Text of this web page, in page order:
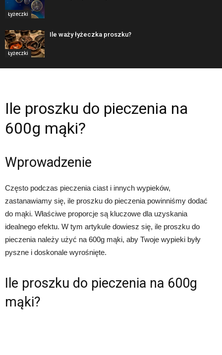
Łyżeczki
Łyżeczki
Ile waży łyżeczka proszku?
Ile proszku do pieczenia na
600g mąki?
Wprowadzenie
Często podczas pieczenia ciast i innych wypieków,
zastanawiamy się, ile proszku do pieczenia powinniśmy dodać
do mąki. Właściwe proporcje są kluczowe dla uzyskania
idealnego efektu. W tym artykule dowiesz się, ile proszku do
pieczenia należy użyć na 600g mąki, aby Twoje wypieki były
pyszne i doskonale wyrośnięte.
Ile proszku do pieczenia na 600g
mąki?